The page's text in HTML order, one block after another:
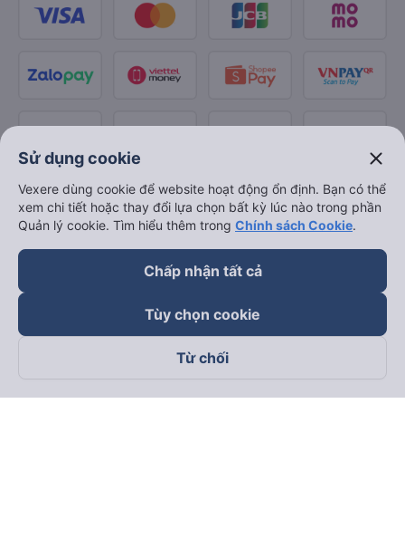
Theo dõi chúng tôi trên
Sử dụng cookie close
Vexere dùng cookie để website hoạt động ổn định. Bạn có thể
xem chi tiết hoặc thay đổi lựa chọn bất kỳ lúc nào trong phần
Quản lý cookie. Tìm hiểu thêm trong Chính sách Cookie.
Chấp nhận tất cả
Tùy chọn cookie
Từ chối